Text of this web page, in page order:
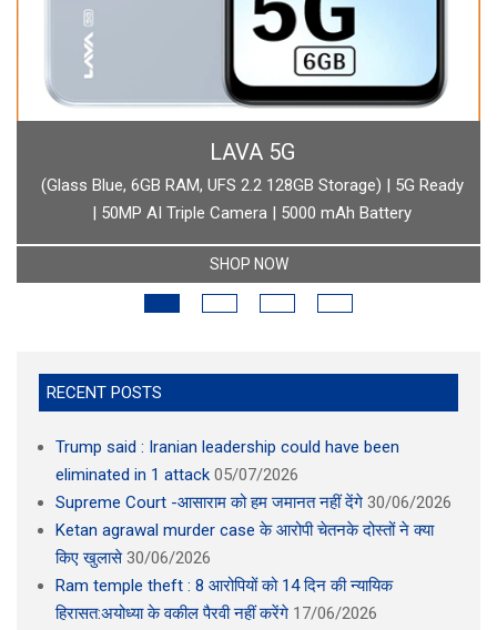
BOAT
boAt Newly Launched Wave Call Plus with 1.83" HD Display
eliminated in 1 attack 05/07/2026
Supreme Court -आसाराम को हम जमानत नहीं देंगे
Ketan agrawal murder case के आरोपी चेतनके दोस्तों ने क्या
किए खुलासे 30/06/2026
Ram temple theft : 8 आरोपियों को 14 दिन की न्यायिक
हिरासत:अयोध्या के वकील पैरवी नहीं करेंगे 17/06/2026
IIM Indore will conduct a study on Vaibhav Suryavanshi